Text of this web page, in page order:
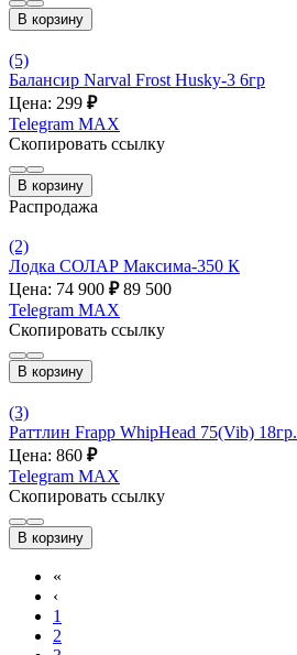
В корзину
(5)
Балансир Narval Frost Husky-3 6гр
Цена: 299 ₽
Telegram MAX
Скопировать ссылку
В корзину
Распродажа
(2)
Лодка СОЛАР Максима-350 К
Цена: 74 900 ₽ 89 500
Telegram MAX
Скопировать ссылку
В корзину
(3)
Раттлин Frapp WhipHead 75(Vib) 18гр.
Цена: 860 ₽
Telegram MAX
Скопировать ссылку
В корзину
«
‹
1
2